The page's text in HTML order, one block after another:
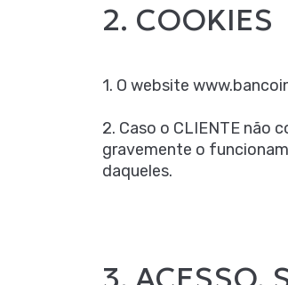
2. COOKIES
1. O website
2. Caso o CLIENTE não
gravemente o
daqueles.